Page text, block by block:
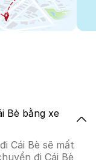
Bè bằng xe
Cái Bè sẽ mất
đi Cái Bè